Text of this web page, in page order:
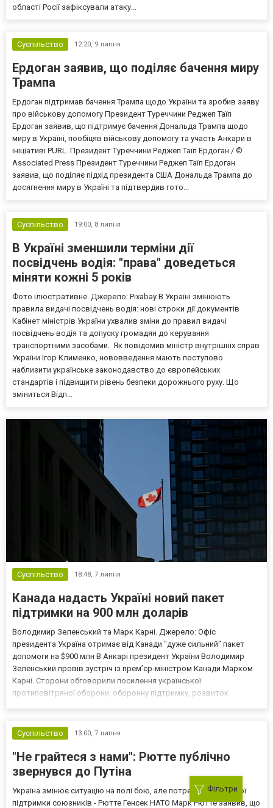
Фільтри
області Росії зафіксували атаку...
Суспільство 12:20, 9 липня
Ердоган заявив, що поділяє бачення миру
Трампа
Ердоган підтримав бачення Трампа щодо України та зробив заяву
про військову допомогу Президент Туреччини Реджеп Таїп
Ердоган заявив, що підтримує бачення Дональда Трампа щодо
миру в Україні, пообіцяв військову допомогу та участь Анкари в
ініціативі PURL. Президент Туреччини Реджеп Таїп Ердоган / ©
Associated Press Президент Туреччини Реджеп Таїп Ердоган
заявив, що поділяє підхід президента США Дональда Трампа до
досягнення миру в Україні та підтвердив гото...
Суспільство 19:00, 8 липня
В Україні зменшили терміни дії
посвідчень водія: "права" доведеться
міняти кожні 5 років
Фото ілюстративне. Джерело: Pixabay В Україні змінюють
правила видачі посвідчень водія: нові строки дії документів
Кабінет міністрів України ухвалив зміни до правил видачі
посвідчень водія та допуску громадян до керування
транспортними засобами. Як повідомив міністр внутрішніх справ
України Ігор Клименко, нововведення мають поступово
наблизити українське законодавство до європейських
стандартів і підвищити рівень безпеки дорожнього руху. Що
зміниться Відп...
Суспільство 18:48, 7 липня
Канада надасть Україні новий пакет
підтримки на 900 млн доларів
Володимир Зеленський та Марк Карні. Джерело: Офіс
президента Україна отримає від Канади "дуже сильний" пакет
допомоги на $900 млн В Анкарі президент України Володимир
Зеленський провів зустріч із прем’єр-міністром Канади Марком
Карні. Сторони обговорили посилення української
протиповітряної оборони, оборонну підтримку, розвиток
президент подяку...
Суспільство 13:00, 7 липня
"Не грайтеся з нами": Рютте публічно
звернувся до Путіна
Україна змінює ситуацію на полі бою, але потребує подальшої
підтримки союзників - Рютте Генсек НАТО Марк Рютте заявив, що